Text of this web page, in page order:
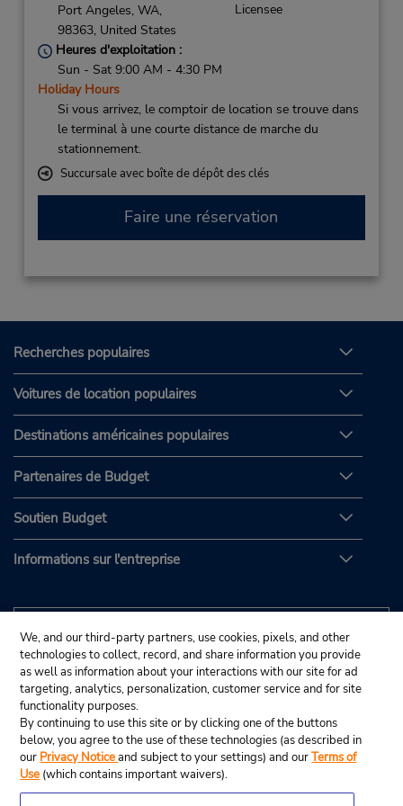
Port Angeles, WA,
98363, United States
Licensee
Heures d'exploitation :
Sun - Sat 9:00 AM - 4:30 PM
Holiday Hours
Si vous arrivez, le comptoir de location se trouve dans
le terminal à une courte distance de marche du
stationnement.
Succursale avec boîte de dépôt des clés
Faire une réservation
Recherches populaires
Voitures de location populaires
Destinations américaines populaires
Partenaires de Budget
Soutien Budget
Informations sur l'entreprise
We, and our third-party partners, use cookies, pixels, and other
technologies to collect, record, and share information you provide
as well as information about your interactions with our site for ad
targeting, analytics, personalization, customer service and for site
functionality purposes.
By continuing to use this site or by clicking one of the buttons
below, you agree to the use of these technologies (as described in
our Privacy Noticeand subject to your settings) and ourTerms of
Use (which contains important waivers).